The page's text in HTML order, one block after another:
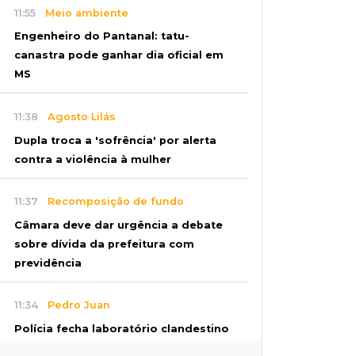
11:55 Meio ambiente
Engenheiro do Pantanal: tatu-
canastra pode ganhar dia oficial em
MS
11:38 Agosto Lilás
Dupla troca a 'sofrência' por alerta
contra a violência à mulher
11:37 Recomposição de fundo
Câmara deve dar urgência a debate
sobre dívida da prefeitura com
previdência
11:34 Pedro Juan
Polícia fecha laboratório clandestino